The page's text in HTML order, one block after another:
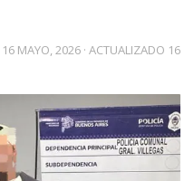
16 MAYO, 2026 · ACTUALIZADO 16